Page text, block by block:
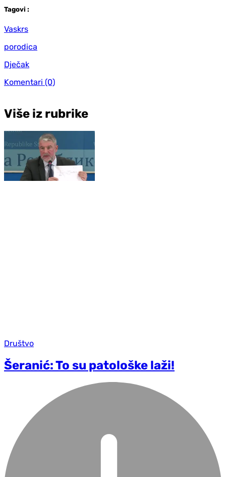
Tagovi :
Vaskrs
porodica
Dječak
Komentari (0)
Više iz rubrike
Društvo
Šeranić: To su patološke laži!